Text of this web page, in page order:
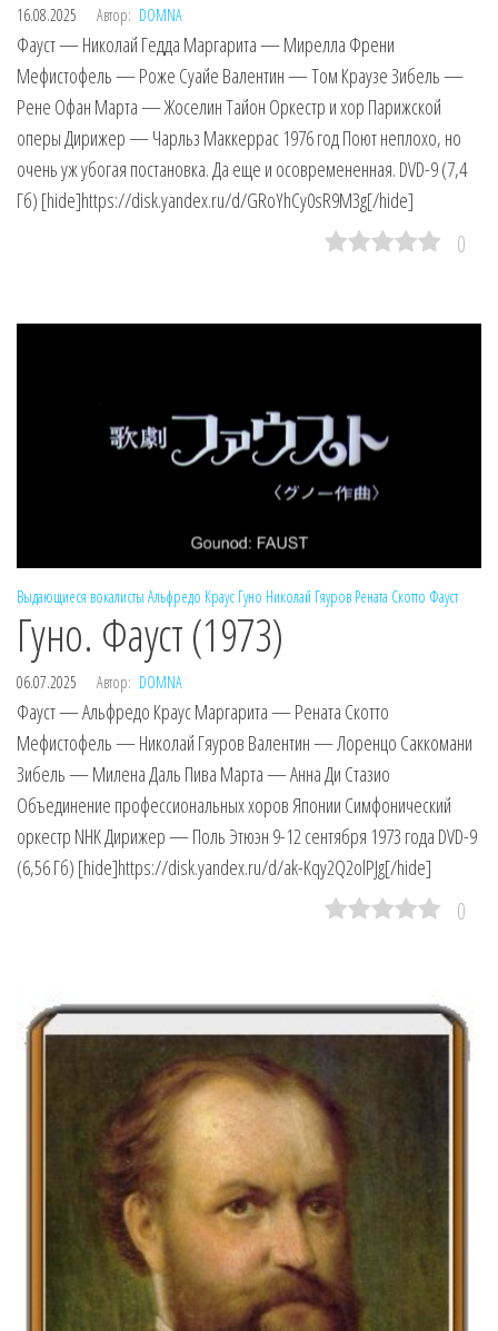
16.08.2025 Автор: DOMNA
Фауст — Николай Гедда Маргарита — Мирелла Френи
Мефистофель — Роже Суайе Валентин — Том Краузе Зибель —
Рене Офан Марта — Жоселин Тайон Оркестр и хор Парижской
оперы Дирижер — Чарльз Маккеррас 1976 год Поют неплохо, но
очень уж убогая постановка. Да еще и осовремененная. DVD-9 (7,4
Гб) [hide]https://disk.yandex.ru/d/GRoYhCy0sR9M3g[/hide]
0
Выдающиеся вокалисты Альфредо Краус Гуно Николай Гяуров Рената Скотто Фауст
Гуно. Фауст (1973)
06.07.2025 Автор: DOMNA
Фауст — Альфредо Краус Маргарита — Рената Скотто
Мефистофель — Николай Гяуров Валентин — Лоренцо Саккомани
Зибель — Милена Даль Пива Марта — Анна Ди Стазио
Объединение профессиональных хоров Японии Симфонический
оркестр NHK Дирижер — Поль Этюэн 9-12 сентября 1973 года DVD-9
(6,56 Гб) [hide]https://disk.yandex.ru/d/ak-Kqy2Q2olPJg[/hide]
0